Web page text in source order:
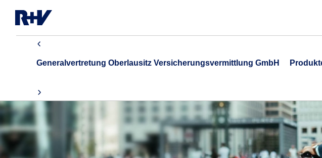
Generalvertretung Oberlausitz Versicherungsvermittlung GmbH